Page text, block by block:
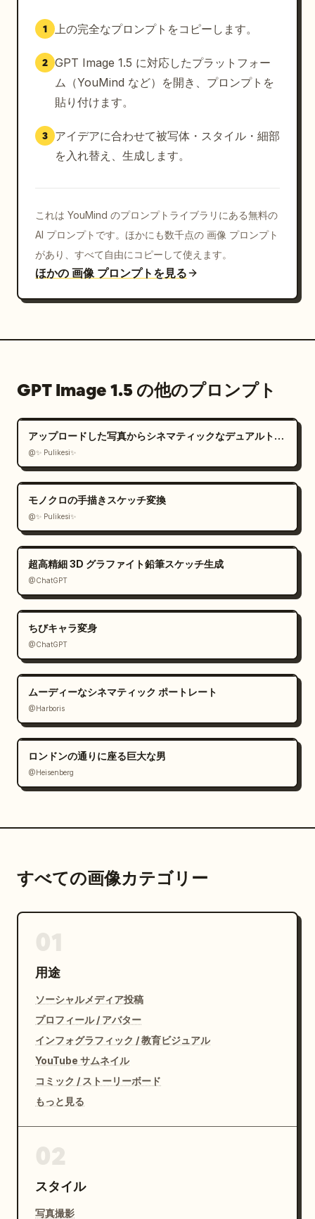
1 上の完全なプロンプトをコピーします。
2 GPT Image 1.5 に対応したプラットフォー
ム（YouMind など）を開き、プロンプトを
貼り付けます。
3
アイデアに合わせて被写体・スタイル・細部
を入れ替え、生成します。
これは YouMind のプロンプトライブラリにある無料の
AI プロンプトです。ほかにも数千点の 画像 プロンプト
があり、すべて自由にコピーして使えます。
ほかの 画像 プロンプトを見る
GPT Image 1.5 の他のプロンプト
アップロードした写真からシネマティックなデュアルトーンポートレートを作成
@✨ Pulikesi✨
モノクロの手描きスケッチ変換
@✨ Pulikesi✨
超高精細 3D グラファイト鉛筆スケッチ生成
@ChatGPT
ちびキャラ変身
@ChatGPT
ムーディーなシネマティック ポートレート
@Harboris
ロンドンの通りに座る巨大な男
@Heisenberg
すべての画像カテゴリー
用途
ソーシャルメディア投稿
プロフィール / アバター
インフォグラフィック / 教育ビジュアル
YouTube サムネイル
コミック / ストーリーボード
もっと見る
スタイル
写真撮影